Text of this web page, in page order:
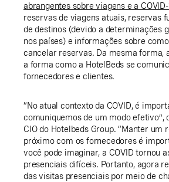
abrangentes sobre viagens e a
reservas de viagens atuais, reservas
de destinos (devido a determinações
nos países) e informações sobre
cancelar reservas. Da mesma forma,
a forma como a HotelBeds se
fornecedores e clientes.
“No atual contexto da COVID, é
comuniquemos de um modo efetivo”,
CIO do Hotelbeds Group. “Manter um
próximo com os fornecedores é
você pode imaginar, a COVID tornou
presenciais difíceis. Portanto, agora
das visitas presenciais por meio de